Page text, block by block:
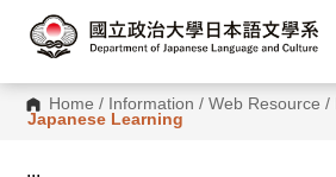
C
Home / Information /Web Resource /
Japanese Learning